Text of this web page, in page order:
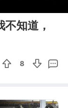
知道，
8